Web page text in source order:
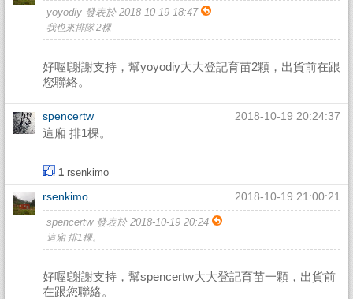
yoyodiy 發表於 2018-10-19 18:47
我也來排隊 2棵
好喔!謝謝支持，幫yoyodiy大大登記育苗2顆，出貨前在跟
您聯絡。
spencertw 2018-10-19 20:24:37
這廂 排1棵。
1 rsenkimo
rsenkimo 2018-10-19 21:00:21
spencertw 發表於 2018-10-19 20:24
這廂 排1棵。
好喔!謝謝支持，幫spencertw大大登記育苗一顆，出貨前
在跟您聯絡。